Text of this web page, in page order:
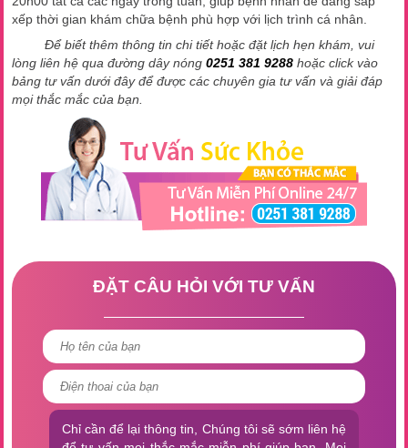
xếp thời gian khám chữa bệnh phù hợp với lịch trình cá nhân.
Để biết thêm thông tin chi tiết hoặc đặt lịch hẹn khám, vui
lòng liên hệ qua đường dây nóng 0251 381 9288 hoặc click vào
bảng tư vấn dưới đây để được các chuyên gia tư vấn và giải đáp
mọi thắc mắc của bạn.
ĐẶT CÂU HỎI VỚI TƯ VẤN
Chỉ cần để lại thông tin, Chúng tôi sẽ sớm liên hệ